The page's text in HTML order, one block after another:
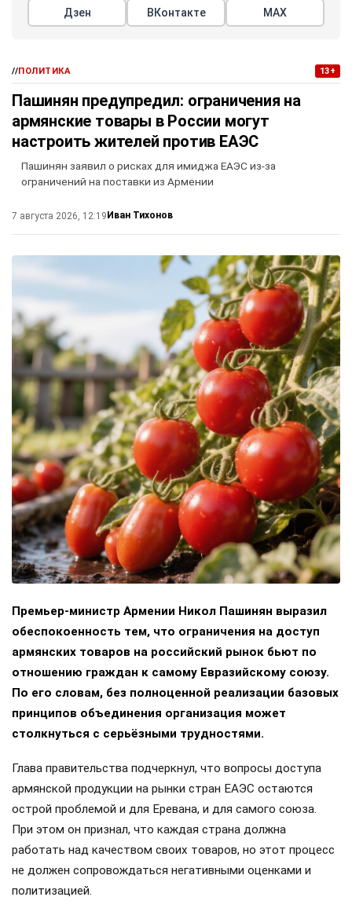
Дзен ВКонтакте МАХ
//ПОЛИТИКА 13+
Пашинян предупредил: ограничения на
армянские товары в России могут
настроить жителей против ЕАЭС
Пашинян заявил о рисках для имиджа ЕАЭС из-за
ограничений на поставки из Армении
7 августа 2026, 12:19 Иван Тихонов
Премьер-министр Армении Никол Пашинян выразил
обеспокоенность тем, что ограничения на доступ
армянских товаров на российский рынок бьют по
отношению граждан к самому Евразийскому союзу.
По его словам, без полноценной реализации базовых
принципов объединения организация может
столкнуться с серьёзными трудностями.
Глава правительства подчеркнул, что вопросы доступа
армянской продукции на рынки стран ЕАЭС остаются
острой проблемой и для Еревана, и для самого союза.
При этом он признал, что каждая страна должна
работать над качеством своих товаров, но этот процесс
не должен сопровождаться негативными оценками и
политизацией.